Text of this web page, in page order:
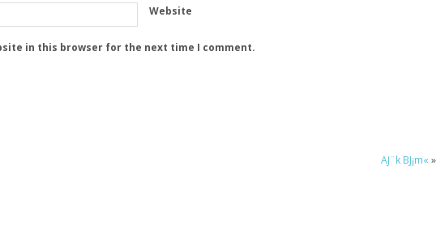
Website
in this browser for the next time I comment.
AJ¨k BJ¡m« »